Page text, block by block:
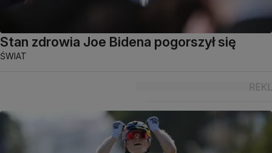
Stan zdrowia Joe Bidena pogorszył się
ŚWIAT